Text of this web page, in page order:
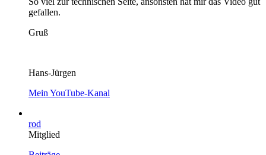
gefallen.
Gruß
Hans-Jürgen
Mein YouTube-Kanal
rod
Mitglied